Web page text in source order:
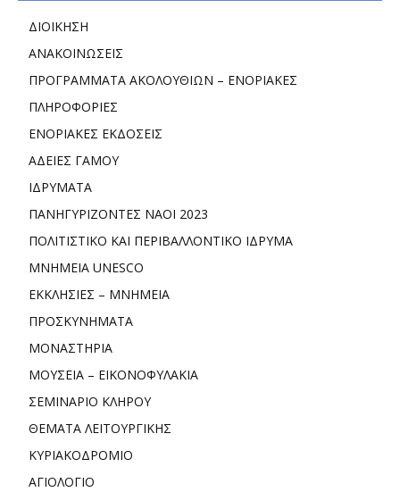
ΔΙΟΙΚΗΣΗ
ΑΝΑΚΟΙΝΩΣΕΙΣ
ΠΡΟΓΡΑΜΜΑΤΑ ΑΚΟΛΟΥΘΙΩΝ – ΕΝΟΡΙΑΚΕΣ
ΠΛΗΡΟΦΟΡΙΕΣ
ΕΝΟΡΙΑΚΕΣ ΕΚΔΟΣΕΙΣ
ΑΔΕΙΕΣ ΓΑΜΟΥ
ΙΔΡΥΜΑΤΑ
ΠΑΝΗΓΥΡΙΖΟΝΤΕΣ ΝΑΟΙ 2023
ΠΟΛΙΤΙΣΤΙΚΟ ΚΑΙ ΠΕΡΙΒΑΛΛΟΝΤΙΚΟ ΙΔΡΥΜΑ
ΜΝΗΜΕΙΑ UNESCO
ΕΚΚΛΗΣΙΕΣ – ΜΝΗΜΕΙΑ
ΠΡΟΣΚΥΝΗΜΑΤΑ
ΜΟΝΑΣΤΗΡΙΑ
ΜΟΥΣΕΙΑ – ΕΙΚΟΝΟΦΥΛΑΚΙΑ
ΣΕΜΙΝΑΡΙΟ ΚΛΗΡΟΥ
ΘΕΜΑΤΑ ΛΕΙΤΟΥΡΓΙΚΗΣ
ΚΥΡΙΑΚΟΔΡΟΜΙΟ
ΑΓΙΟΛΟΓΙΟ